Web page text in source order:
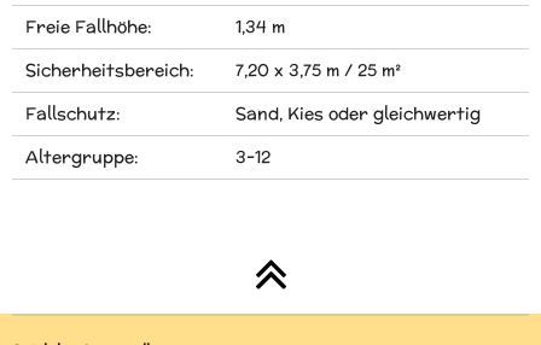
Freie Fallhöhe:
1,34 m
Sicherheitsbereich:
7,20 x 3,75 m / 25 m²
Fallschutz:
Sand, Kies oder gleichwertig
Altergruppe:
3-12